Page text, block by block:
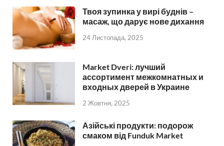
Твоя зупинка у вирі буднів –
масаж, що дарує нове дихання
24 Листопада, 2025
Market Dveri: лучший
ассортимент межкомнатных и
входных дверей в Украине
2 Жовтня, 2025
Азійські продукти: подорож
смаком від Funduk Market